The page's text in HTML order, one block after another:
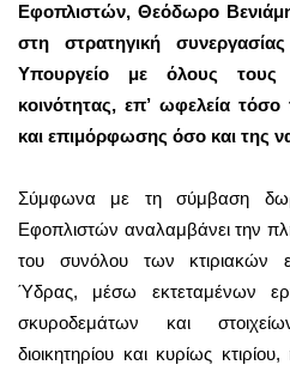
Εφοπλιστών, Θεόδωρο
στη στρατηγική
Υπουργείο με όλους τους
κοινότητας, επ’ ωφελεία τόσο
και επιμόρφωσης όσο και της
Σύμφωνα με τη σύμβαση
Εφοπλιστών αναλαμβάνει την
του συνόλου των κτιριακών
Ύδρας, μέσω εκτεταμένων
σκυροδεμάτων και
διοικητηρίου και κυρίως